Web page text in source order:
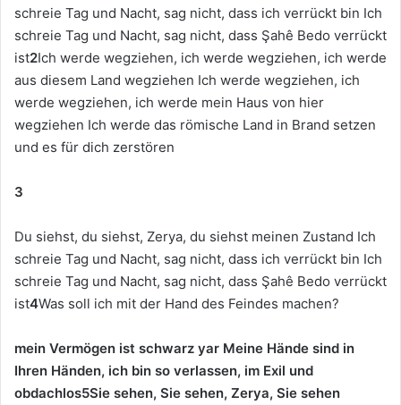
schreie Tag und Nacht, sag nicht, dass ich verrückt bin Ich
schreie Tag und Nacht, sag nicht, dass Şahê Bedo verrückt
ist2Ich werde wegziehen, ich werde wegziehen, ich werde
aus diesem Land wegziehen Ich werde wegziehen, ich
werde wegziehen, ich werde mein Haus von hier
wegziehen Ich werde das römische Land in Brand setzen
und es für dich zerstören
3
Du siehst, du siehst, Zerya, du siehst meinen Zustand Ich
schreie Tag und Nacht, sag nicht, dass ich verrückt bin Ich
schreie Tag und Nacht, sag nicht, dass Şahê Bedo verrückt
ist4Was soll ich mit der Hand des Feindes machen?
mein Vermögen ist schwarz yar Meine Hände sind in
Ihren Händen, ich bin so verlassen, im Exil und
obdachlos5Sie sehen, Sie sehen, Zerya, Sie sehen